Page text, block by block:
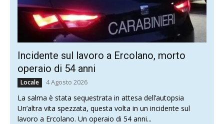
Incidente sul lavoro a Ercolano, morto
operaio di 54 anni
Locale 4 Agosto 2026
La salma è stata sequestrata in attesa dell’autopsia
Un’altra vita spezzata, questa volta in un incidente sul
lavoro a Ercolano. Un operaio di 54 anni...